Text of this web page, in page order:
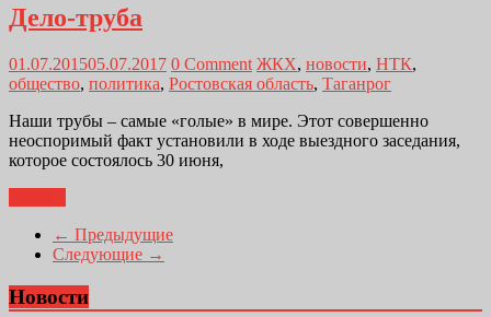
Дело-труба
01.07.201505.07.2017 0 Comment ЖКХ, новости, НТК,
общество, политика, Ростовская область, Таганрог
Наши трубы – самые «голые» в мире. Этот совершенно
неоспоримый факт установили в ходе выездного заседания,
которое состоялось 30 июня,
← Предыдущие
Следующие →
Новости